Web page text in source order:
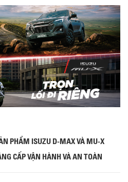
PHẨM ISUZU D-MAX VÀ MU-X
CẤP VẬN HÀNH VÀ AN TOÀN